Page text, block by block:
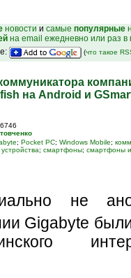
новости и самые популярные
на email ежедневно или раз
(что такое
на Android и
; Pocket PC; Windows Mobile;
; смартфоны; смартфоны
не
Gigabyte